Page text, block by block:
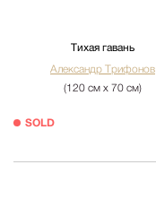
Тихая гавань
Александр Трифонов
(120 см х 70 см)
SOLD